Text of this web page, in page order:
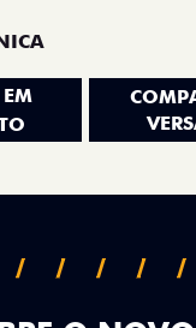
EM